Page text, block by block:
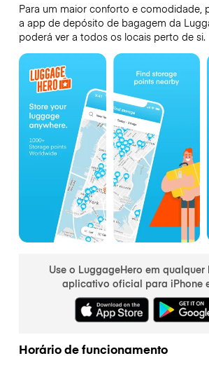
Para um maior conforto e comodidade,
a app de depósito de bagagem da
poderá ver a todos os locais perto de si.
Use o LuggageHero em
aplicativo oficial para iPhone
Horário de funcionamento